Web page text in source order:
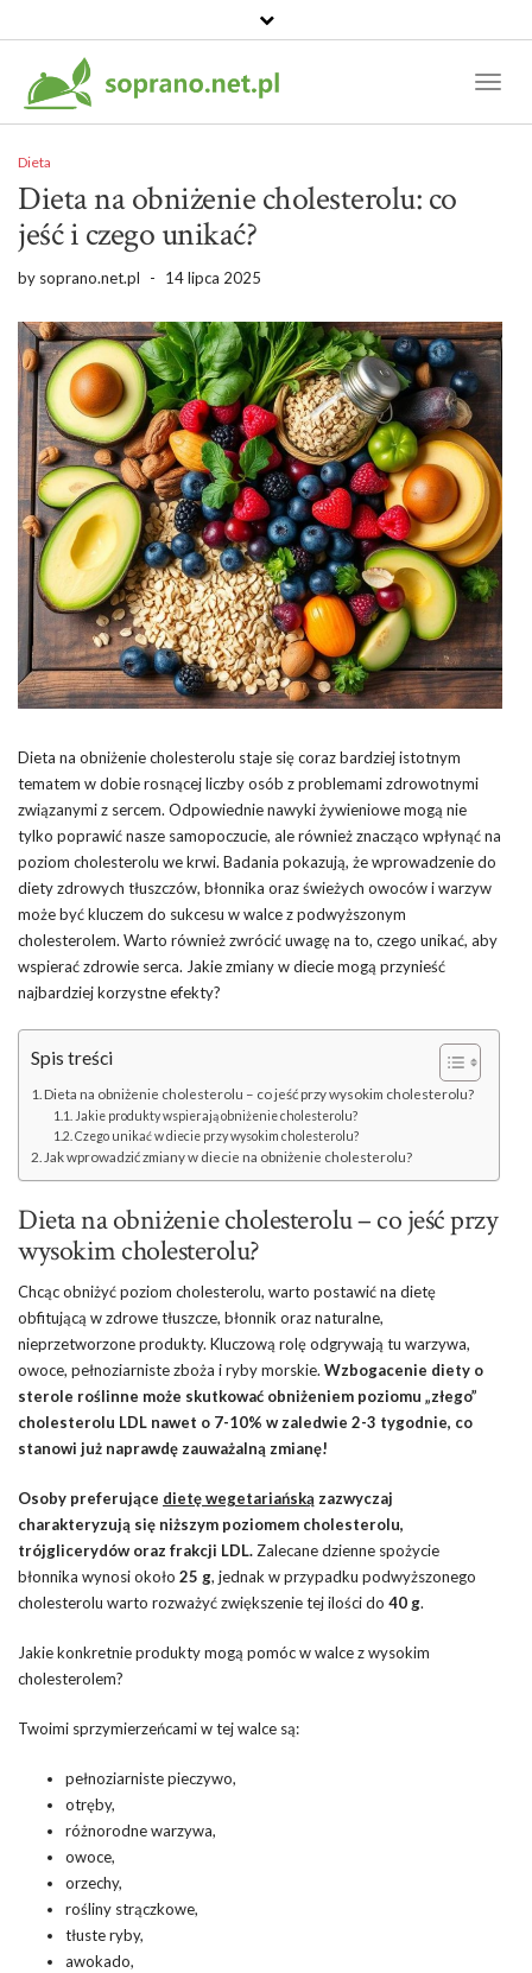
Dieta
Dieta na obniżenie cholesterolu: co
jeść i czego unikać?
by soprano.net.pl - 14 lipca 2025
Dieta na obniżenie cholesterolu staje się coraz bardziej istotnym
tematem w dobie rosnącej liczby osób z problemami zdrowotnymi
związanymi z sercem. Odpowiednie nawyki żywieniowe mogą nie
tylko poprawić nasze samopoczucie, ale również znacząco wpłynąć na
poziom cholesterolu we krwi. Badania pokazują, że wprowadzenie do
diety zdrowych tłuszczów, błonnika oraz świeżych owoców i warzyw
może być kluczem do sukcesu w walce z podwyższonym
cholesterolem. Warto również zwrócić uwagę na to, czego unikać, aby
wspierać zdrowie serca. Jakie zmiany w diecie mogą przynieść
najbardziej korzystne efekty?
Spis treści
Dieta na obniżenie cholesterolu – co jeść przy wysokim cholesterolu?
Jakie produkty wspierają obniżenie cholesterolu?
Czego unikać w diecie przy wysokim cholesterolu?
Jak wprowadzić zmiany w diecie na obniżenie cholesterolu?
Dieta na obniżenie cholesterolu – co jeść przy
wysokim cholesterolu?
Chcąc obniżyć poziom cholesterolu, warto postawić na dietę
obfitującą w zdrowe tłuszcze, błonnik oraz naturalne,
nieprzetworzone produkty. Kluczową rolę odgrywają tu warzywa,
owoce, pełnoziarniste zboża i ryby morskie. Wzbogacenie diety o
sterole roślinne może skutkować obniżeniem poziomu „złego”
cholesterolu LDL nawet o 7-10% w zaledwie 2-3 tygodnie, co
stanowi już naprawdę zauważalną zmianę!
Osoby preferujące dietę wegetariańską zazwyczaj
charakteryzują się niższym poziomem cholesterolu,
trójglicerydów oraz frakcji LDL. Zalecane dzienne spożycie
błonnika wynosi około 25 g, jednak w przypadku podwyższonego
cholesterolu warto rozważyć zwiększenie tej ilości do 40 g.
Jakie konkretnie produkty mogą pomóc w walce z wysokim
cholesterolem?
Twoimi sprzymierzeńcami w tej walce są:
pełnoziarniste pieczywo,
otręby,
różnorodne warzywa,
owoce,
orzechy,
rośliny strączkowe,
tłuste ryby,
awokado,